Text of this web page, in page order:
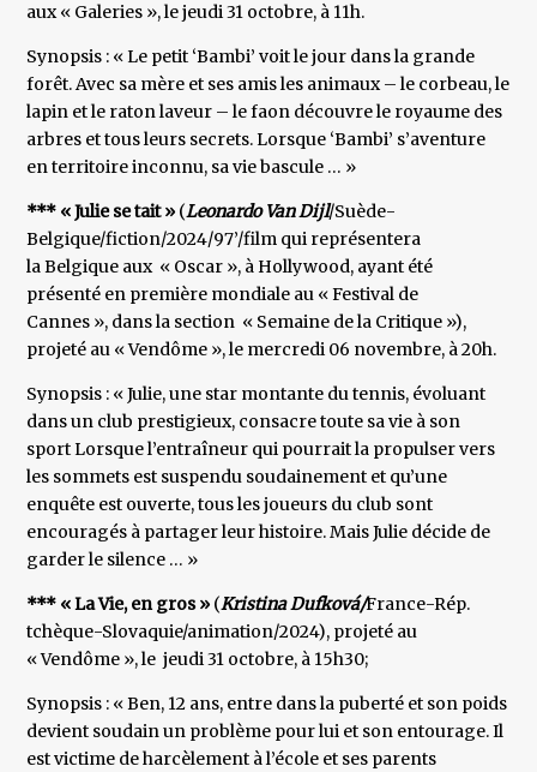
aux « Galeries », le jeudi 31 octobre, à 11h.
Synopsis : « Le petit ‘Bambi’ voit le jour dans la grande
forêt. Avec sa mère et ses amis les animaux – le corbeau, le
lapin et le raton laveur – le faon découvre le royaume des
arbres et tous leurs secrets. Lorsque ‘Bambi’ s’aventure
en territoire inconnu, sa vie bascule … »
*** « Julie se tait » (Leonardo Van Dijl/Suède-
Belgique/fiction/2024/97’/film qui représentera
la Belgique aux « Oscar », à Hollywood, ayant été
présenté en première mondiale au « Festival de
Cannes », dans la section « Semaine de la Critique »),
projeté au « Vendôme », le mercredi 06 novembre, à 20h.
Synopsis : « Julie, une star montante du tennis, évoluant
dans un club prestigieux, consacre toute sa vie à son
sport Lorsque l’entraîneur qui pourrait la propulser vers
les sommets est suspendu soudainement et qu’une
enquête est ouverte, tous les joueurs du club sont
encouragés à partager leur histoire. Mais Julie décide de
garder le silence … »
*** « La Vie, en gros » (Kristina Dufková/France-Rép.
tchèque-Slovaquie/animation/2024), projeté au
« Vendôme », le jeudi 31 octobre, à 15h30;
Synopsis : « Ben, 12 ans, entre dans la puberté et son poids
devient soudain un problème pour lui et son entourage. Il
est victime de harcèlement à l’école et ses parents